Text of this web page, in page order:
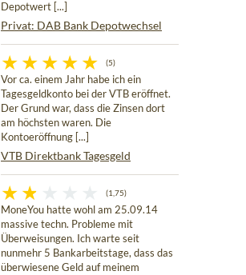
Depotwert [...]
Privat: DAB Bank Depotwechsel
(5)
Vor ca. einem Jahr habe ich ein
Tagesgeldkonto bei der VTB eröffnet.
Der Grund war, dass die Zinsen dort
am höchsten waren. Die
Kontoeröffnung [...]
VTB Direktbank Tagesgeld
(1,75)
MoneYou hatte wohl am 25.09.14
massive techn. Probleme mit
Überweisungen. Ich warte seit
nunmehr 5 Bankarbeitstage, dass das
überwiesene Geld auf meinem